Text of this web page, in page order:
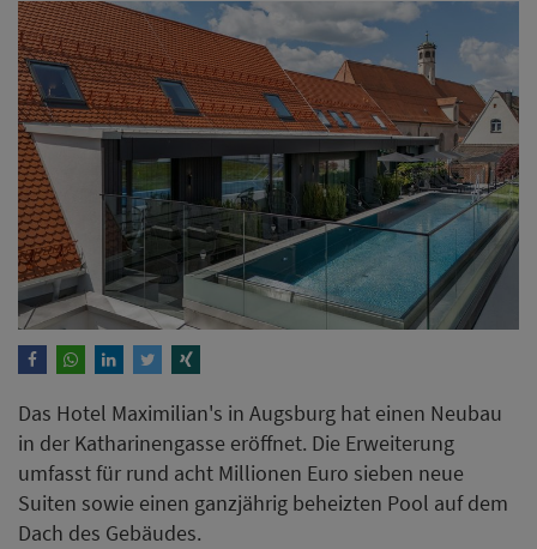
Das Hotel Maximilian's in Augsburg hat einen Neubau
in der Katharinengasse eröffnet. Die Erweiterung
umfasst für rund acht Millionen Euro sieben neue
Suiten sowie einen ganzjährig beheizten Pool auf dem
Dach des Gebäudes.